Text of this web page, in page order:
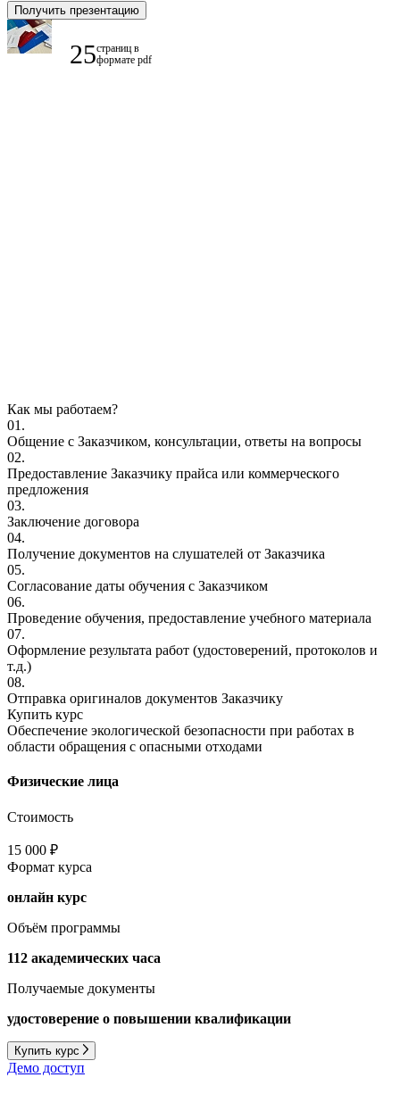
Получить презентацию
25страниц в
формате pdf
Как мы работаем?
01.
Общение с Заказчиком, консультации, ответы на вопросы
02.
Предоставление Заказчику прайса или коммерческого
предложения
03.
Заключение договора
04.
Получение документов на слушателей от Заказчика
05.
Согласование даты обучения с Заказчиком
06.
Проведение обучения, предоставление учебного материала
07.
Оформление результата работ (удостоверений, протоколов и
т.д.)
08.
Отправка оригиналов документов Заказчику
Купить курс
Обеспечение экологической безопасности при работах в
области обращения с опасными отходами
Физические лица
Стоимость
15 000 ₽
Формат курса
онлайн курс
Объём программы
112 академических часа
Получаемые документы
удостоверение о повышении квалификации
Купить курс
Демо доступ